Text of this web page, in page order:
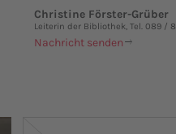
Christine Förster-Grüber
Leiterin der Bibliothek, Tel. 089 /
Nachricht senden